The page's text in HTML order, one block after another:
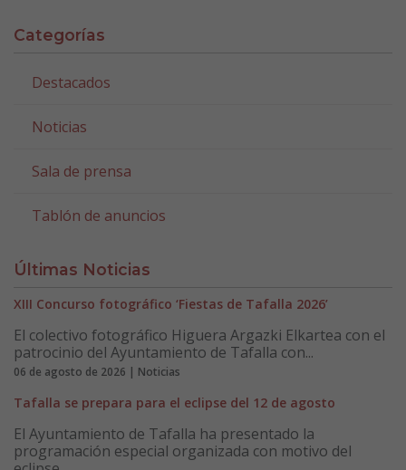
Categorías
Destacados
Noticias
Sala de prensa
Tablón de anuncios
Últimas Noticias
XIII Concurso fotográfico ‘Fiestas de Tafalla 2026’
El colectivo fotográfico Higuera Argazki Elkartea con el
patrocinio del Ayuntamiento de Tafalla con...
06 de agosto de 2026 | Noticias
Tafalla se prepara para el eclipse del 12 de agosto
El Ayuntamiento de Tafalla ha presentado la
programación especial organizada con motivo del